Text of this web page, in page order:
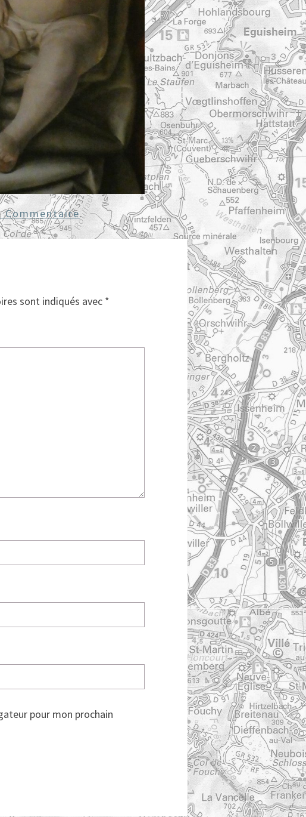
Commentaire.
sont indiqués avec *
pour mon prochain